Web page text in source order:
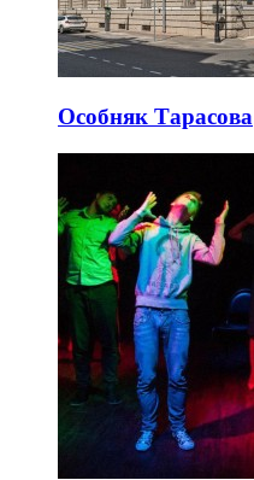
Особняк Тарасова